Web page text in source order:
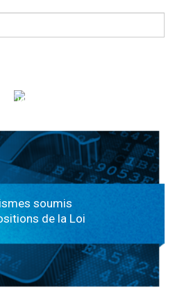
الهياكل الخاضعة لقانون
soumis
de la Loi